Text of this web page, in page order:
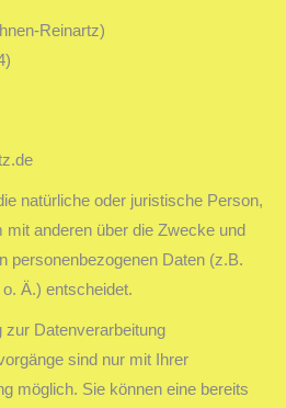
Reinartz)
natürliche oder juristische Person,
mit anderen über die Zwecke und
personenbezogenen Daten (z.B.
Ä.) entscheidet.
zur Datenverarbeitung
sind nur mit Ihrer
möglich. Sie können eine bereits